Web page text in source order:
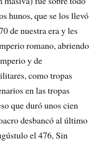
hunos, que se los llevó
de nuestra era y les
romano, abriendo
y de
como tropas
en las tropas
que duró unos cien
desbancó al último
el 476, Sin